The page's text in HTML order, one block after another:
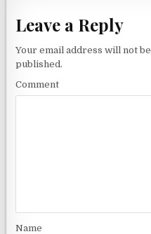
n
a
v
g
Leave a Reply
Your email address will not be
published.
Comment
Name